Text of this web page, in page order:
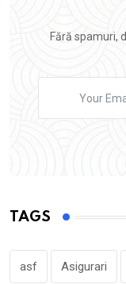
Fără spamuri,
TAGS
asf Asigurari